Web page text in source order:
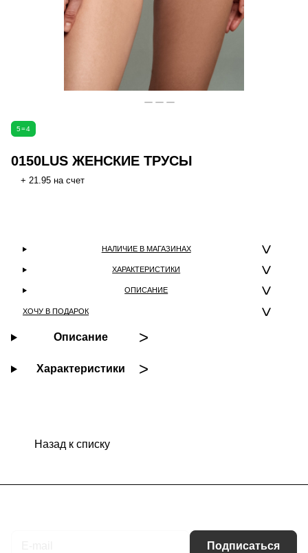
5=4
0150LUS ЖЕНСКИЕ ТРУСЫ
+ 21.95 на счет
НАЛИЧИЕ В МАГАЗИНАХ
ХАРАКТЕРИСТИКИ
ОПИСАНИЕ
ХОЧУ В ПОДАРОК
Описание
Характеристики
Назад к списку
Подписаться